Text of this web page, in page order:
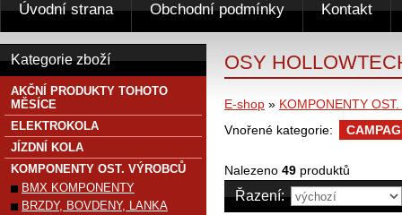
OSY
E-shop » KOMPONENTY
Vnořené kategorie:
Nalezeno 49 produktů
Řazení:
Kategorie zboží
AKČNÍ PRODUKTY TOHOTO
MĚSÍCE
ELEKTROKOLA
JÍZDNÍ KOLA
KOMPONENTY OST. VÝROBCŮ
BMX KOMPONENTY
BRZDY, BOVDENY, LANKA
Úvodní strana Obchodní podmínky Kontakt